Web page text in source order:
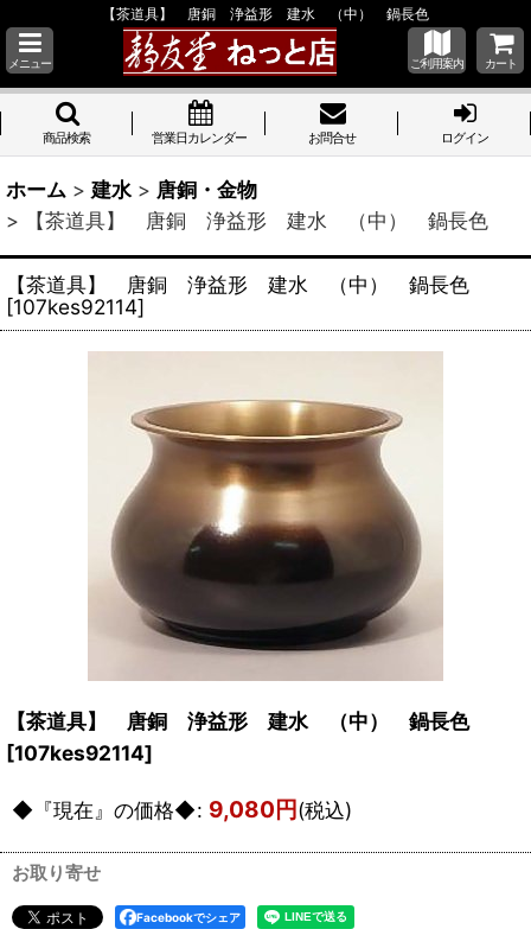
【茶道具】 唐銅 浄益形 建水 （中） 鍋長色
メニュー ご利用案内 カート
商品検索 営業日カレンダー お問合せ ログイン
ホーム > 建水 > 唐銅・金物
>
【茶道具】 唐銅 浄益形 建水 （中） 鍋長色
【茶道具】 唐銅 浄益形 建水 （中） 鍋長色
[107kes92114]
【茶道具】 唐銅 浄益形 建水 （中） 鍋長色
[107kes92114]
◆『現在』の価格◆: 9,080円(税込)
お取り寄せ
Facebookでシェア